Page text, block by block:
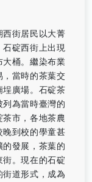
街居民以大菁
碇西街上出現
桶。繼染布業
，當時的茶葉交
廣場。石碇茶
為當時臺灣的
市，各地茶農
到校的學童甚
發展，茶葉的
。現在的石碇
道形式，成為